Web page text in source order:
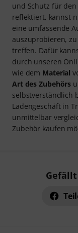
und Schutz für
reflektiert, kannst
eine umfassende
auszuprobieren,
treffen. Dafür
durch unseren
wie dem Material
Art des Zubehörs
selbstverständlich
Ladengeschäft in
unmittelbar
Zubehör kaufen
Gefällt